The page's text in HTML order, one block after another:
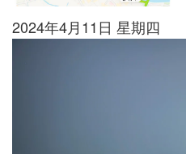
2024年4月11日 星期四